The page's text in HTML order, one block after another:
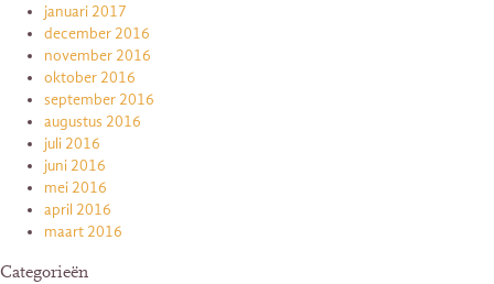
januari 2017
december 2016
november 2016
oktober 2016
september 2016
augustus 2016
juli 2016
juni 2016
mei 2016
april 2016
maart 2016
Categorieën